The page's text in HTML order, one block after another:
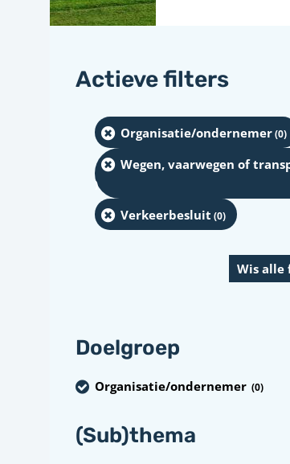
Actieve filters
Organisatie/ondernemer(0)
Wegen, vaarwegen of
)
Verkeerbesluit (0)
Doelgroep
Organisatie/ondernemer (0)
(Sub)thema